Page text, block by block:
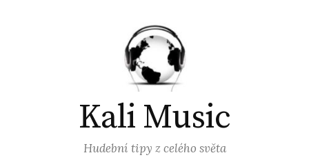
Kali Music
Hudební tipy z celého světa